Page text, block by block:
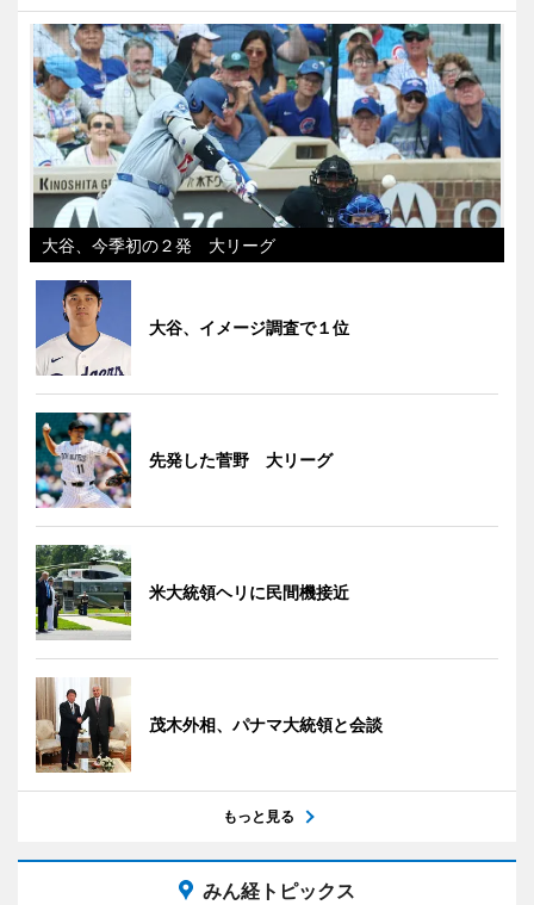
大谷、今季初の２発 大リーグ
大谷、イメージ調査で１位
先発した菅野 大リーグ
米大統領ヘリに民間機接近
茂木外相、パナマ大統領と会談
もっと見る
みん経トピックス